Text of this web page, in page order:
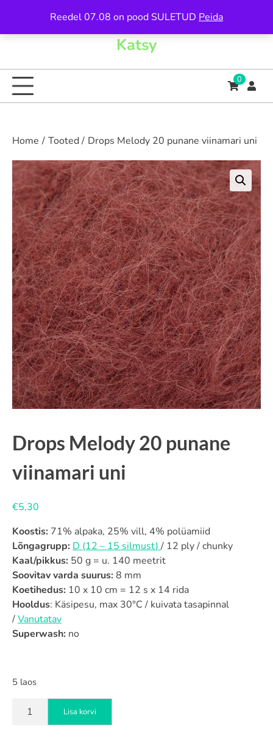
Reedel 07.08 on pood SULETUD Peida
content
Katsy
0
Home Tooted Drops Melody 20 punane viinamari uni
Drops Melody 20 punane
viinamari uni
€5,30
Koostis: 71% alpaka, 25% vill, 4% polüamiid
Lõngagrupp:D (12 – 15 silmust)/ 12 ply / chunky
Kaal/pikkus: 50 g = u. 140 meetrit
Soovitav varda suurus:8 mm
Koetihedus: 10 x 10 cm = 12 s x 14 rida
Hooldus: Käsipesu, max 30°C / kuivata tasapinnal
/Vanutatav
Superwash: no
5 laos
Drops
Lisa korvi